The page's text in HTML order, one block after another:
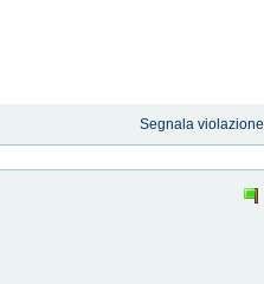
Segnala violazione